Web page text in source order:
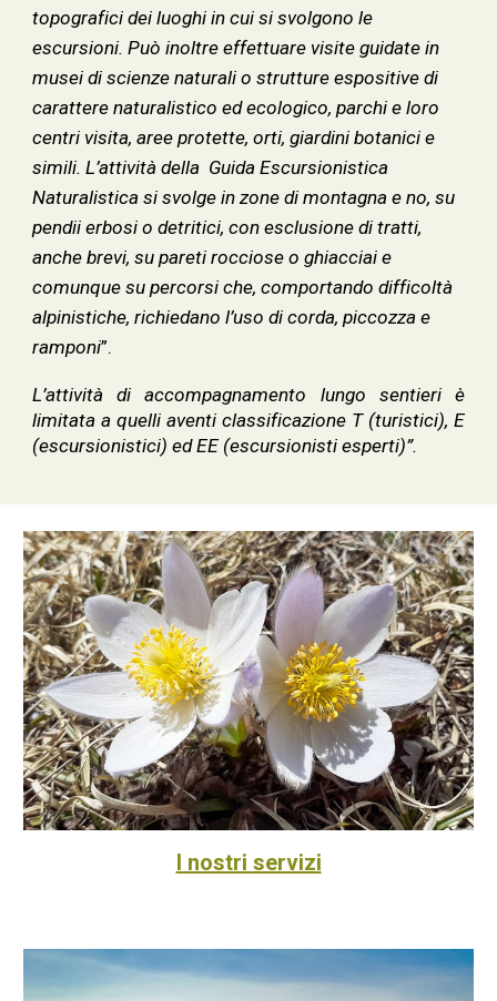
topografici dei luoghi in cui si svolgono le
escursioni. Può inoltre effettuare visite guidate in
musei di scienze naturali o strutture espositive di
carattere naturalistico ed ecologico, parchi e loro
centri visita, aree protette, orti, giardini botanici e
simili. L’attività della Guida Escursionistica
Naturalistica si svolge in zone di montagna e no, su
pendii erbosi o detritici, con esclusione di tratti,
anche brevi, su pareti rocciose o ghiacciai e
comunque su percorsi che, comportando difficoltà
alpinistiche, richiedano l’uso di corda, piccozza e
ramponi”.
L’attività di accompagnamento lungo sentieri è
limitata a quelli aventi classificazione T (turistici), E
(escursionistici) ed EE (escursionisti esperti)”.
I nostri servizi